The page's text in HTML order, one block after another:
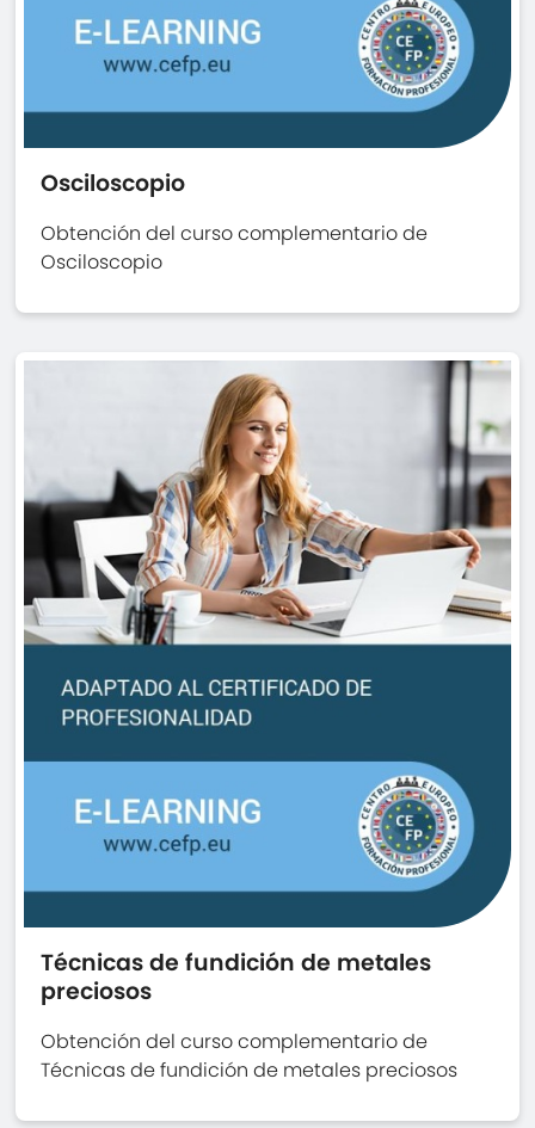
Osciloscopio
Obtención del curso complementario de
Osciloscopio
Técnicas de fundición de metales
preciosos
Obtención del curso complementario de
Técnicas de fundición de metales preciosos